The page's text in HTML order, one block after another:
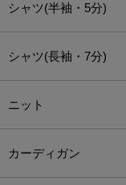
シャツ(半袖・5分)
シャツ(長袖・7分)
ニット
カーディガン